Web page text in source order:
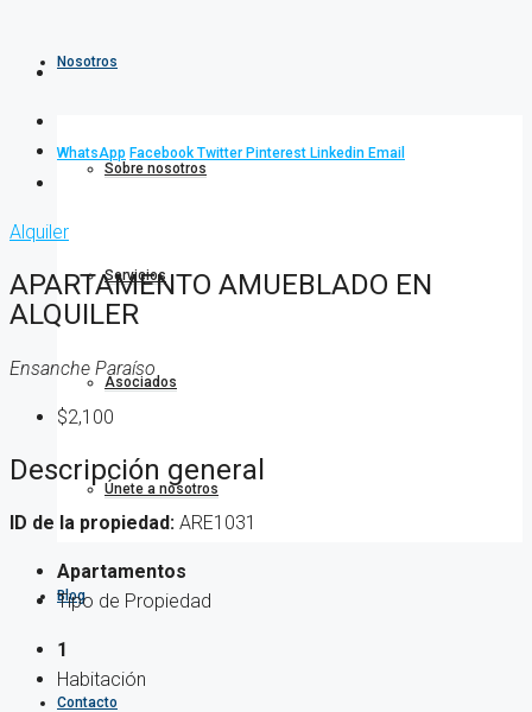
Nosotros
Sobre nosotros
Servicios
Asociados
Únete a nosotros
Blog
Contacto
WhatsApp Facebook Twitter Pinterest Linkedin Email
Alquiler
APARTAMENTO AMUEBLADO EN
ALQUILER
Ensanche Paraíso
$2,100
Descripción general
ID de la propiedad: ARE1031
Apartamentos
Tipo de Propiedad
1
Habitación